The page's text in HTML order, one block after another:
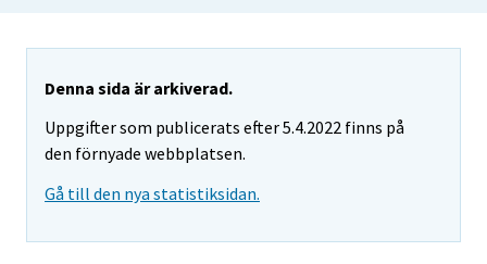
Denna sida är arkiverad.
Uppgifter som publicerats efter 5.4.2022 finns på
den förnyade webbplatsen.
Gå till den nya statistiksidan.